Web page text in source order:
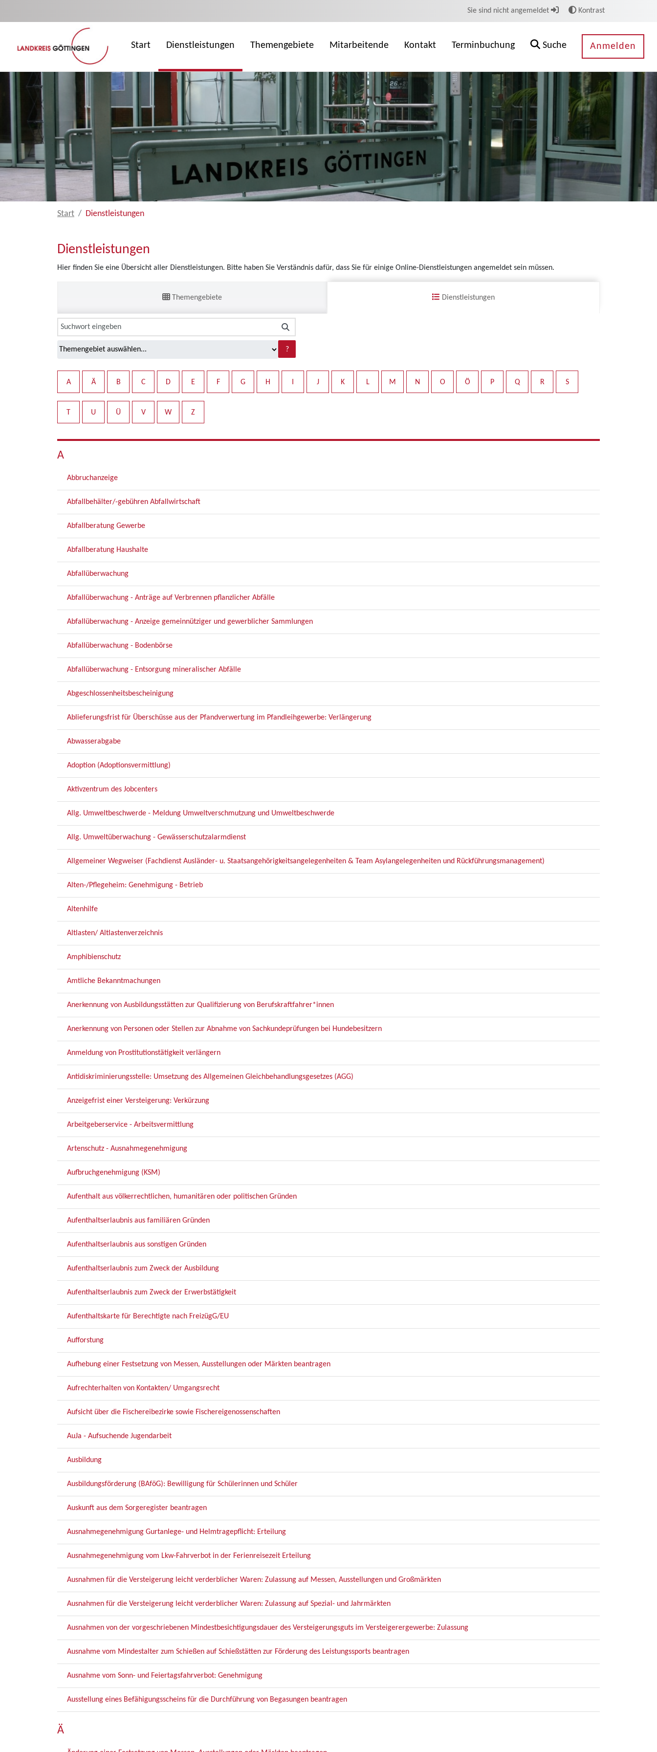
Sie sind nicht angemeldet Kontrast
Start Dienstleistungen Themengebiete Mitarbeitende Kontakt Terminbuchung Suche Anmelden
Start Dienstleistungen
Dienstleistungen
Hier finden Sie eine Übersicht aller Dienstleistungen. Bitte haben Sie Verständnis dafür, dass Sie für einige Online-Dienstleistungen angemeldet sein müssen.
Themengebiete Dienstleistungen
?
A Ä B C D E F G H J K L M N O Ö P Q R S
T U Ü V W Z
A
Abbruchanzeige
Abfallbehälter/-gebühren Abfallwirtschaft
Abfallberatung Gewerbe
Abfallberatung Haushalte
Abfallüberwachung
Abfallüberwachung - Anträge auf Verbrennen pflanzlicher Abfälle
Abfallüberwachung - Anzeige gemeinnütziger und gewerblicher Sammlungen
Abfallüberwachung - Bodenbörse
Abfallüberwachung - Entsorgung mineralischer Abfälle
Abgeschlossenheitsbescheinigung
Ablieferungsfrist für Überschüsse aus der Pfandverwertung im Pfandleihgewerbe: Verlängerung
Abwasserabgabe
Adoption (Adoptionsvermittlung)
Aktivzentrum des Jobcenters
Allg. Umweltbeschwerde - Meldung Umweltverschmutzung und Umweltbeschwerde
Allg. Umweltüberwachung - Gewässerschutzalarmdienst
Allgemeiner Wegweiser (Fachdienst Ausländer- u. Staatsangehörigkeitsangelegenheiten & Team Asylangelegenheiten und Rückführungsmanagement)
Alten-/Pflegeheim: Genehmigung - Betrieb
Altenhilfe
Altlasten/ Altlastenverzeichnis
Amphibienschutz
Amtliche Bekanntmachungen
Anerkennung von Ausbildungsstätten zur Qualifizierung von Berufskraftfahrer*innen
Anerkennung von Personen oder Stellen zur Abnahme von Sachkundeprüfungen bei Hundebesitzern
Anmeldung von Prostitutionstätigkeit verlängern
Antidiskriminierungsstelle: Umsetzung des Allgemeinen Gleichbehandlungsgesetzes (AGG)
Anzeigefrist einer Versteigerung: Verkürzung
Arbeitgeberservice - Arbeitsvermittlung
Artenschutz - Ausnahmegenehmigung
Aufbruchgenehmigung (KSM)
Aufenthalt aus völkerrechtlichen, humanitären oder politischen Gründen
Aufenthaltserlaubnis aus familiären Gründen
Aufenthaltserlaubnis aus sonstigen Gründen
Aufenthaltserlaubnis zum Zweck der Ausbildung
Aufenthaltserlaubnis zum Zweck der Erwerbstätigkeit
Aufenthaltskarte für Berechtigte nach FreizügG/EU
Aufforstung
Aufhebung einer Festsetzung von Messen, Ausstellungen oder Märkten beantragen
Aufrechterhalten von Kontakten/ Umgangsrecht
Aufsicht über die Fischereibezirke sowie Fischereigenossenschaften
AuJa - Aufsuchende Jugendarbeit
Ausbildung
Ausbildungsförderung (BAföG): Bewilligung für Schülerinnen und Schüler
Auskunft aus dem Sorgeregister beantragen
Ausnahmegenehmigung Gurtanlege- und Helmtragepflicht: Erteilung
Ausnahmegenehmigung vom Lkw-Fahrverbot in der Ferienreisezeit Erteilung
Ausnahmen für die Versteigerung leicht verderblicher Waren: Zulassung auf Messen, Ausstellungen und Großmärkten
Ausnahmen für die Versteigerung leicht verderblicher Waren: Zulassung auf Spezial- und Jahrmärkten
Ausnahmen von der vorgeschriebenen Mindestbesichtigungsdauer des Versteigerungsguts im Versteigerergewerbe: Zulassung
Ausnahme vom Mindestalter zum Schießen auf Schießstätten zur Förderung des Leistungssports beantragen
Ausnahme vom Sonn- und Feiertagsfahrverbot: Genehmigung
Ausstellung eines Befähigungsscheins für die Durchführung von Begasungen beantragen
Ä